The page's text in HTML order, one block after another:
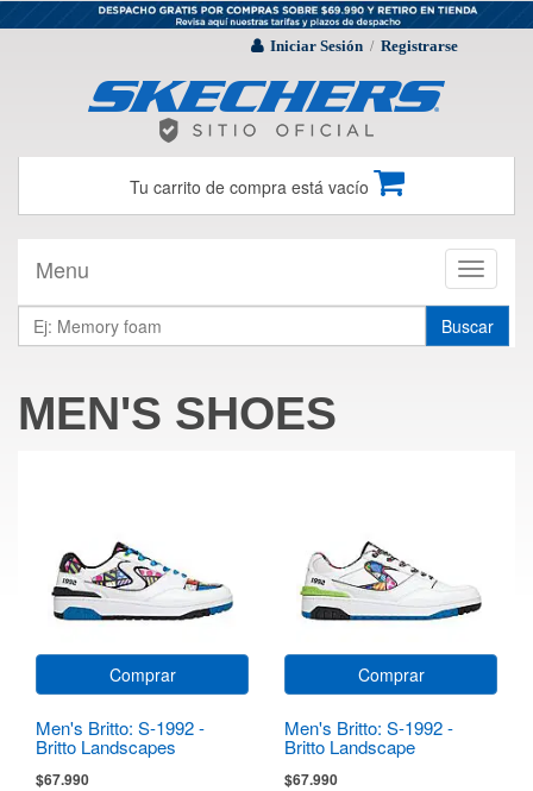
Iniciar Sesión / Registrarse
Tu carrito de compra está vacío
Toggle
Menu
Buscar
MEN'S SHOES
Comprar
Men's Britto: S-1992 -
Britto Landscapes
$67.990
Comprar
Men's Britto: S-1992 -
Britto Landscape
$67.990